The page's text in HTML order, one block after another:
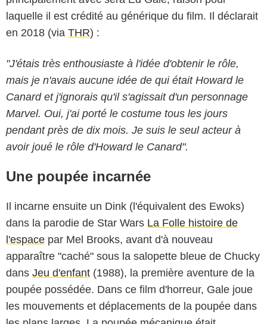
laquelle il est crédité au générique du film. Il déclarait
en 2018 (via THR) :
"J'étais très enthousiaste à l'idée d'obtenir le rôle,
mais je n'avais aucune idée de qui était Howard le
Canard et j'ignorais qu'il s'agissait d'un personnage
Marvel. Oui, j'ai porté le costume tous les jours
pendant près de dix mois. Je suis le seul acteur à
avoir joué le rôle d'Howard le Canard".
Une poupée incarnée
Il incarne ensuite un Dink (l'équivalent des Ewoks)
dans la parodie de Star Wars La Folle histoire de
l'espace par Mel Brooks, avant d'à nouveau
apparaître "caché" sous la salopette bleue de Chucky
dans Jeu d'enfant (1988), la première aventure de la
poupée possédée. Dans ce film d'horreur, Gale joue
les mouvements et déplacements de la poupée dans